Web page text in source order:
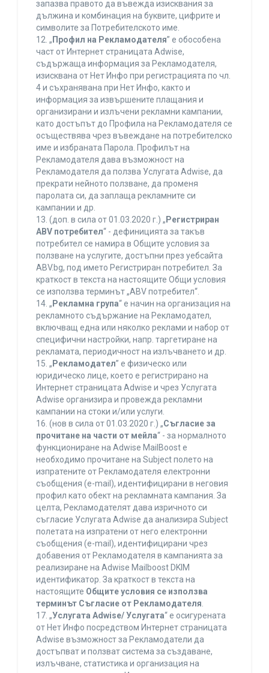
запазва правото да въвежда изисквания за
дължина и комбинация на буквите, цифрите и
символите за Потребителското име.
12. „ Профил на Рекламодателя” е обособена
част от Интернет страницата Adwise,
съдържаща информация за Рекламодателя,
изисквана от Нет Инфо при регистрацията по чл.
4 и съхранявана при Нет Инфо, както и
информация за извършените плащания и
организирани и излъчени рекламни кампании,
като достъпът до Профила на Рекламодателя се
осъществява чрез въвеждане на потребителско
име и избраната Парола. Профилът на
Рекламодателя дава възможност на
Рекламодателя да ползва Услугата Adwise, да
прекрати нейното ползване, да променя
паролата си, да заплаща рекламните си
кампании и др.
13. (доп. в сила от 01.03.2020 г.) „ Регистриран
ABV потребител“ - дефиницията за такъв
потребител се намира в Общите условия за
ползване на услугите, достъпни през уебсайта
ABV.bg, под името Регистриран потребител. За
краткост в текста на настоящите Общи условия
се използва терминът „ABV потребител“.
14. „ Рекламна група“ е начин на организация на
рекламното съдържание на Рекламодател,
включващ една или няколко реклами и набор от
специфични настройки, напр. таргетиране на
рекламата, периодичност на излъчването и др.
15. „ Рекламодател” е физическо или
юридическо лице, което е регистрирано на
Интернет страницата Adwise и чрез Услугата
Adwise организира и провежда рекламни
кампании на стоки и/или услуги.
16. (нов в сила от 01.03.2020 г.) „Съгласие за
прочитане на части от мейла“ - за нормалното
функциониране на Adwise MailBoost е
необходимо прочитане на Subject полето на
изпратените от Рекламодателя електронни
съобщения (e-mail), идентифицирани в неговия
профил като обект на рекламната кампания. За
целта, Рекламодателят дава изричното си
съгласие Услугата Adwise да анализира Subject
полетата на изпратени от него електронни
съобщения (e-mail), идентифицирани чрез
добавения от Рекламодателя в кампанията за
реализиране на Adwise Mailboost DKIM
идентификатор. За краткост в текста на
настоящите Общите условия се използва
терминът Съгласие от Рекламодателя.
17. „Услугата Adwise/ Услугата“ е осигурената
от Нет Инфо посредством Интернет страницата
Adwise възможност за Рекламодатели да
достъпват и ползват система за създаване,
излъчване, статистика и организация на